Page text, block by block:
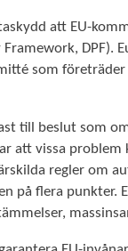
att EU-
som
till beslut som
att vissa
regler om
på flera